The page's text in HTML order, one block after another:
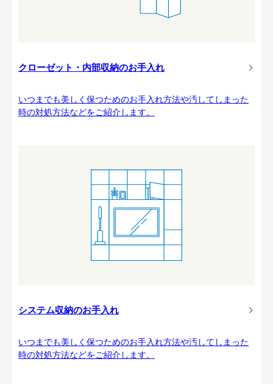
クローゼット・内部収納のお手入れ
いつまでも美しく保つためのお手入れ方法や汚してしまった
時の対処方法などをご紹介します。
システム収納のお手入れ
いつまでも美しく保つためのお手入れ方法や汚してしまった
時の対処方法などをご紹介します。